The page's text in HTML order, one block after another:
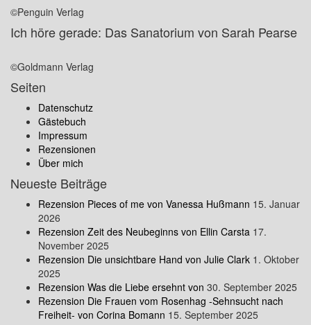
©Penguin Verlag
Ich höre gerade: Das Sanatorium von Sarah Pearse
©Goldmann Verlag
Seiten
Datenschutz
Gästebuch
Impressum
Rezensionen
Über mich
Neueste Beiträge
Rezension Pieces of me von Vanessa Hußmann 15. Januar
2026
Rezension Zeit des Neubeginns von Ellin Carsta 17.
November 2025
Rezension Die unsichtbare Hand von Julie Clark 1. Oktober
2025
Rezension Was die Liebe ersehnt von 30. September 2025
Rezension Die Frauen vom Rosenhag -Sehnsucht nach
Freiheit- von Corina Bomann 15. September 2025